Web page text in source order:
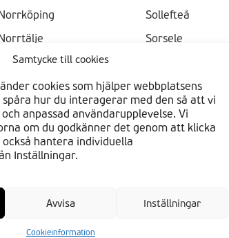
Samtycke till cookies
cookies som hjälper webbplatsens
hur du interagerar med den så att vi
anpassad användarupplevelse. Vi
om du godkänner det genom att klicka
hantera individuella
Inställningar.
Avvisa Inställningar
Cookieinformation
Onsala
Övertorneå
Sollefteå
Sorsele
Stenstorp
Stockholm
Storå
Sundsvall